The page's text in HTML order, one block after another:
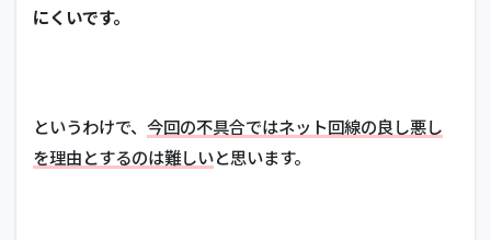
にくいです。
というわけで、 今回の不具合ではネット回線の良し悪し
を理由とするのは難しいと思います。